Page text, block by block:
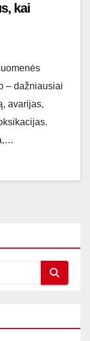
kai
– dažniausiai
avarijas,